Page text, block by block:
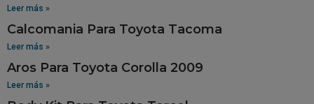
Leer más »
Calcomania Para Toyota Tacoma
Leer más »
Aros Para Toyota Corolla 2009
Leer más »